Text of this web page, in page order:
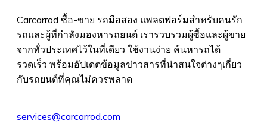
Carcarrod ซื้อ-ขาย รถมือสอง แพลตฟอร์มสำหรับคนรัก
รถและผู้ที่กำลังมองหารถยนต์ เรารวบรวมผู้ซื้อและผู้ขาย
จากทั่วประเทศไว้ในที่เดียว ใช้งานง่าย ค้นหารถได้
รวดเร็ว พร้อมอัปเดตข้อมูลข่าวสารที่น่าสนใจต่างๆเกี่ยว
กับรถยนต์ที่คุณไม่ควรพลาด
services@carcarrod.com